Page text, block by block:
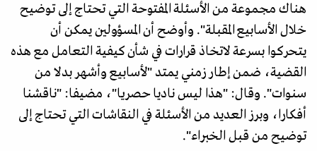
هناك مجموعة من الأسئلة المفتوحة التي تحتاج إلى توضيح
خلال الأسابيع المقبلة". وأوضح أن المسؤولين يمكن أن
يتحركوا بسرعة لاتخاذ قرارات في شأن كيفية التعامل مع هذه
القضية، ضمن إطار زمني يمتد "لأسابيع وأشهر بدلا من
سنوات". وقال: "هذا ليس ناديا حصريا"، مضيفا: "ناقشنا
أفكارا، وبرز العديد من الأسئلة في النقاشات التي تحتاج إلى
توضيح من قبل الخبراء".